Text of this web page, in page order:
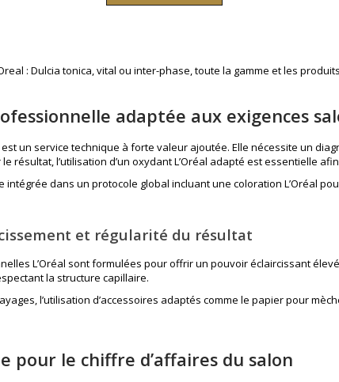
: Dulcia tonica, vital ou inter-phase, toute la gamme et les
adaptée aux exigences
un service technique à forte valeur ajoutée. Elle nécessite un
résultat, l’utilisation d’un oxydant L’Oréal adapté est essentielle
intégrée dans un protocole global incluant une coloration L’Oréal
et régularité du résultat
L’Oréal sont formulées pour offrir un pouvoir éclaircissant
la structure capillaire.
l’utilisation d’accessoires adaptés comme le papier pour
pour le chiffre d’affaires du salon